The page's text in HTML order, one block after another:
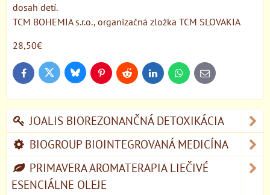
dosah detí.
TCM BOHEMIA s.r.o., organizačná zložka TCM SLOVAKIA
28,50€
FacebookTwitter BlueskyPinterestReddit LinkedInWhatsApp
E-
mail
JOALIS BIOREZONANČNÁ DETOXIKÁCIA
BIOGROUP BIOINTEGROVANÁ MEDICÍNA
PRIMAVERA AROMATERAPIA LIEČIVÉ
ESENCIÁLNE OLEJE